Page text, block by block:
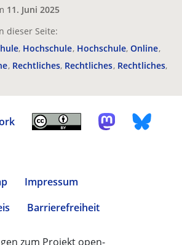
11. Juni 2025
dieser Seite:
Hochschule Hochschule Online
Rechtliches Rechtliches Rechtliches
Impressum
Barrierefreiheit
zum Projekt open-